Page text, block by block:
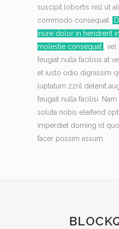
suscipit lobortis nisl ut
commodo consequat.
iriure dolor in hendrerit
molestie consequat
,
feugiat nulla facilisis at
et iusto odio dignissim
luptatum zzril delenit
feugait nulla facilisi.
soluta nobis eleifend
imperdiet doming id
facer possim assum.